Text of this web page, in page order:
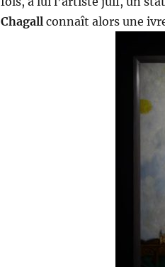
Chagallconnaît alors une